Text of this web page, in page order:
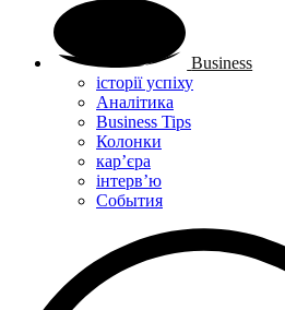
Business
історії успіху
Аналітика
Business Tips
Колонки
кар’єра
інтерв’ю
Cобытия